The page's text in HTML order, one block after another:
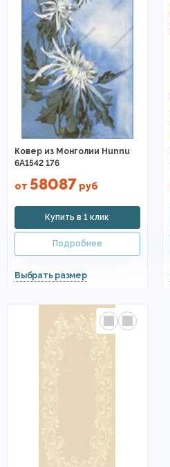
Ковер из Монголии Hunnu
6A1542 176
от 58087 руб